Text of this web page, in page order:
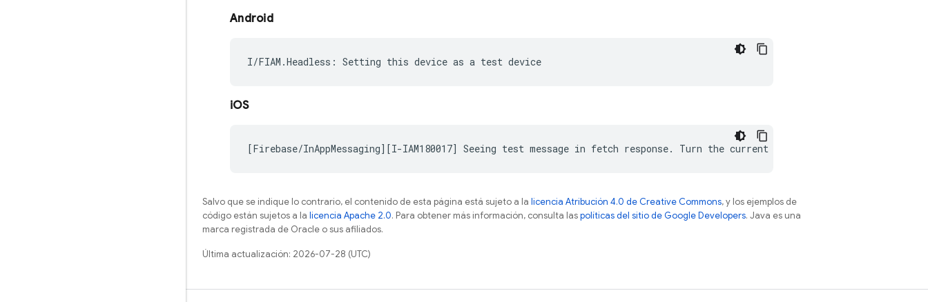
Android
iOS
Salvo que se indique lo contrario, el contenido de esta página está sujeto a la licencia Atribución 4.0 de Creative Commons, y los ejemplos de
código están sujetos a la licencia Apache 2.0. Para obtener más información, consulta laspolíticas del sitio de Google Developers. Java es una
marca registrada de Oracle o sus afiliados.
Última actualización: 2026-07-28 (UTC)